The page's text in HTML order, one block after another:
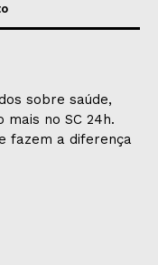
sobre saúde,
mais no SC 24h.
fazem a diferença